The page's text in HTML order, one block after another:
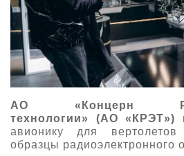
АО «Концерн
технологии»
(АО «КРЭТ»)
авионику для вертолетов
образцы радиоэлектронного